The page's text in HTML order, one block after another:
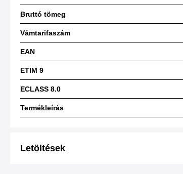
Bruttó tömeg
Vámtarifaszám
EAN
ETIM 9
ECLASS 8.0
Termékleírás
Letöltések